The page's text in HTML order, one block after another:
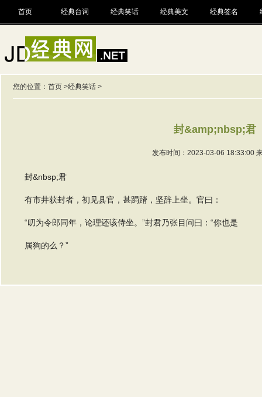
首页 经典台词 经典笑话 经典美文 经典签名
您的位置： 首页 >经典笑话 >
封&amp;nbsp;君
发布时间：2023-03-06 18:33:00
封&nbsp;君
有市井获封者，初见县官，甚跼蹐，坚辞上坐。官曰：
“叨为令郎同年，论理还该侍坐。”封君乃张目问曰：“你也是
属狗的么？”